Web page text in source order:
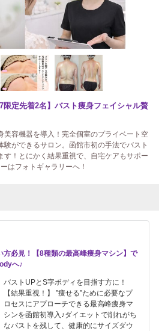
定先着2名】バスト痩身フェイシャル贅
美容機器を導入！完全個室のプライベート空
験ができるサロン。函館市初の手法でバスト
す！とにかく結果重視で、自宅ケアもサポー
はフォトギャラリーへ！
方必見！【8種類の最高峰痩身マシン】で
へ♪
バストUPとS字ボディを目指す方に！
【結果重視！】 ”痩せる”ために必要なプ
ロセスにアプローチできる最高峰痩身マ
シンを函館初導入♪ダイエットで削れがち
なバストを残して、健康的にサイズダウ